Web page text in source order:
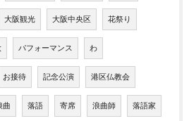
大阪観光 大阪中央区 花祭り
パフォーマンス わ
お接待 記念公演 港区仏教会
曲 落語 寄席 浪曲師 落語家